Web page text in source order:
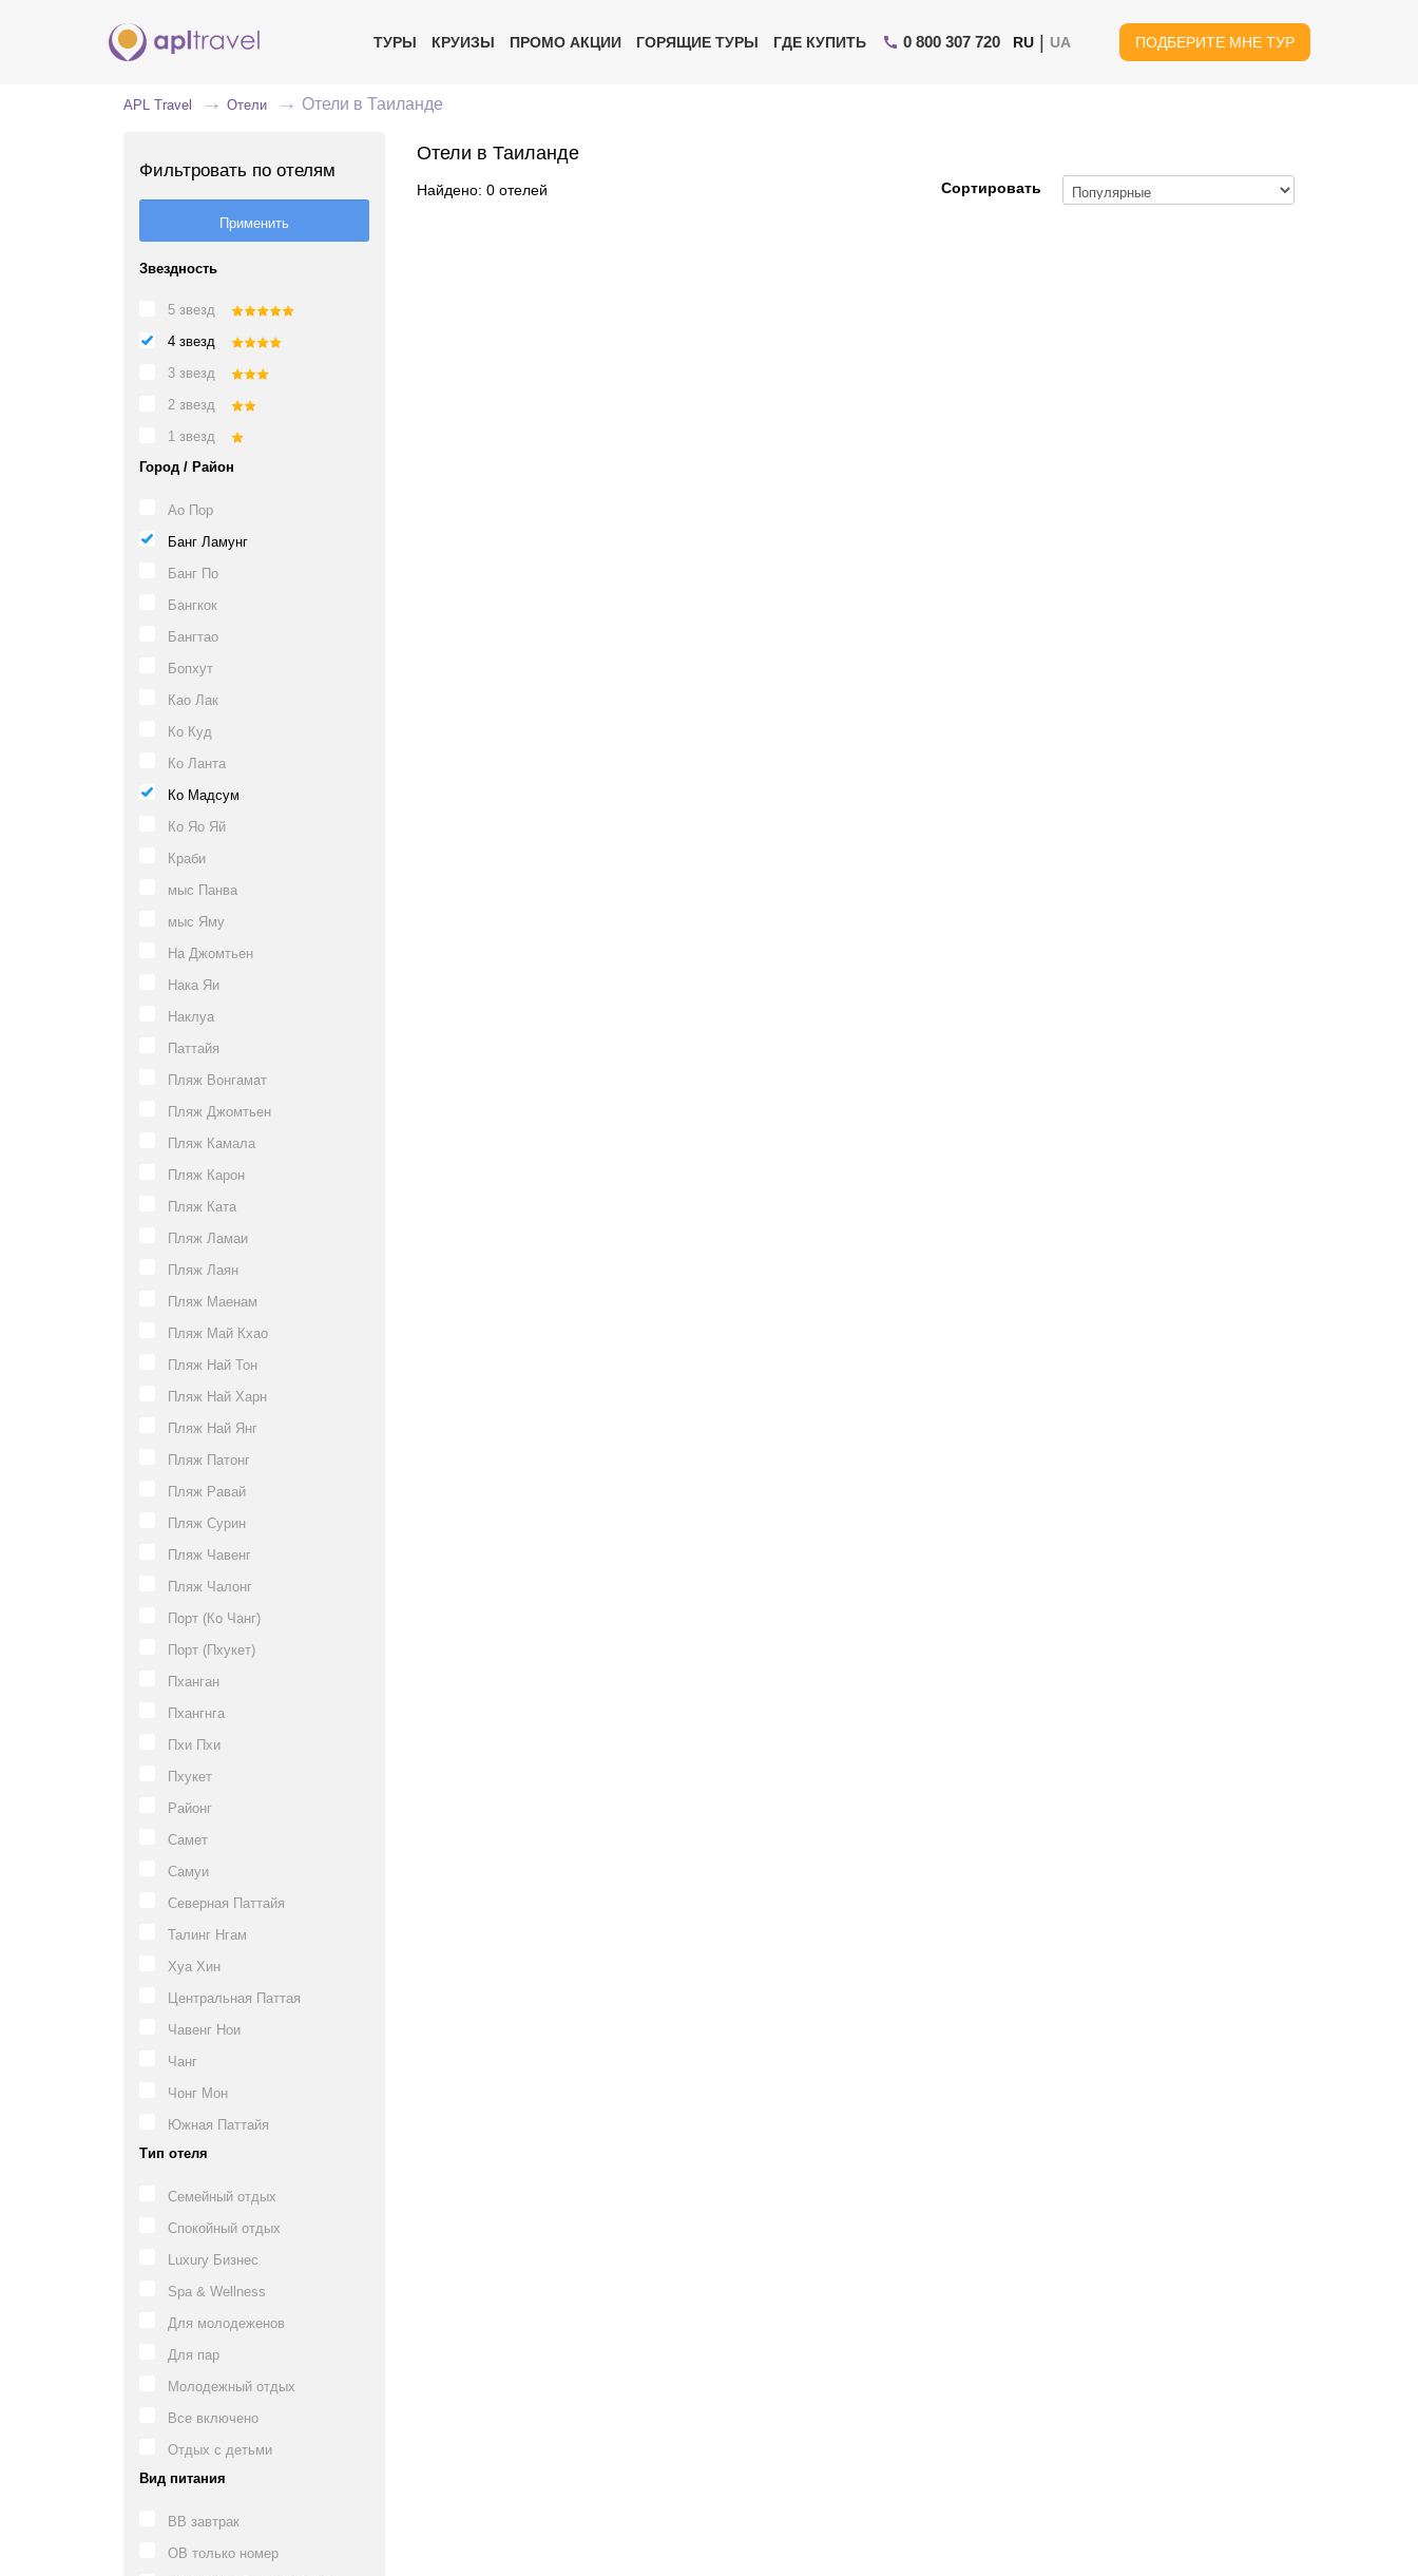
ТУРЫ КРУИЗЫ ПРОМО АКЦИИ ГОРЯЩИЕ ТУРЫ ГДЕ КУПИТЬ 0 800 307 720 RU | UA ПОДБЕРИТЕ МНЕ ТУР
APL Travel Отели Отели в Таиланде
Фильтровать по отелям
Звездность
5 звезд
4 звезд
3 звезд
2 звезд
1 звезд
Город / Район
Ао Пор
Банг Ламунг
Банг По
Бангкок
Бангтао
Бопхут
Као Лак
Ко Куд
Ко Ланта
Ко Мадсум
Ко Яо Яй
Краби
мыс Панва
мыс Яму
На Джомтьен
Нака Яи
Наклуа
Паттайя
Пляж Вонгамат
Пляж Джомтьен
Пляж Камала
Пляж Карон
Пляж Ката
Пляж Ламаи
Пляж Лаян
Пляж Маенам
Пляж Май Кхао
Пляж Най Тон
Пляж Най Харн
Пляж Най Янг
Пляж Патонг
Пляж Равай
Пляж Сурин
Пляж Чавенг
Пляж Чалонг
Порт (Ко Чанг)
Порт (Пхукет)
Пханган
Пхангнга
Пхи Пхи
Пхукет
Районг
Самет
Самуи
Северная Паттайя
Талинг Нгам
Хуа Хин
Центральная Паттая
Чавенг Нои
Чанг
Чонг Мон
Южная Паттайя
Тип отеля
Семейный отдых
Спокойный отдых
Luxury Бизнес
Spa & Wellness
Для молодеженов
Для пар
Молодежный отдых
Все включено
Отдых с детьми
Вид питания
BB завтрак
OB только номер
Отели в Таиланде
Найдено: 0 отелей Сортировать